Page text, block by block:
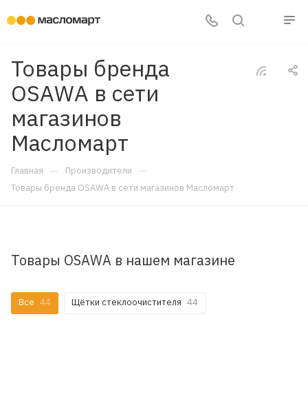
Товары бренда
OSAWA в сети
магазинов
Масломарт
Главная — Производители —
Товары бренда OSAWA в сети магазинов Масломарт
Товары OSAWA в нашем магазине
Все 44 Щётки стеклоочистителя 44